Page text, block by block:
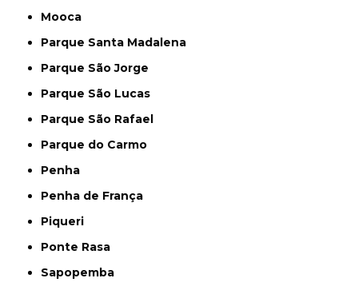
Mooca
Parque Santa Madalena
Parque São Jorge
Parque São Lucas
Parque São Rafael
Parque do Carmo
Penha
Penha de França
Piqueri
Ponte Rasa
Sapopemba